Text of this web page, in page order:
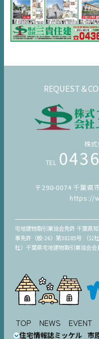
REQUEST＆
株
TEL
〒290-0074 千葉県
https://
宅地建物取引業協会免許 千葉県
事免許（般-26）第38185号 （公
社）千葉県宅地建物取引業協会
TOP NEWS EVENT
住宅情報誌ミッケル 市